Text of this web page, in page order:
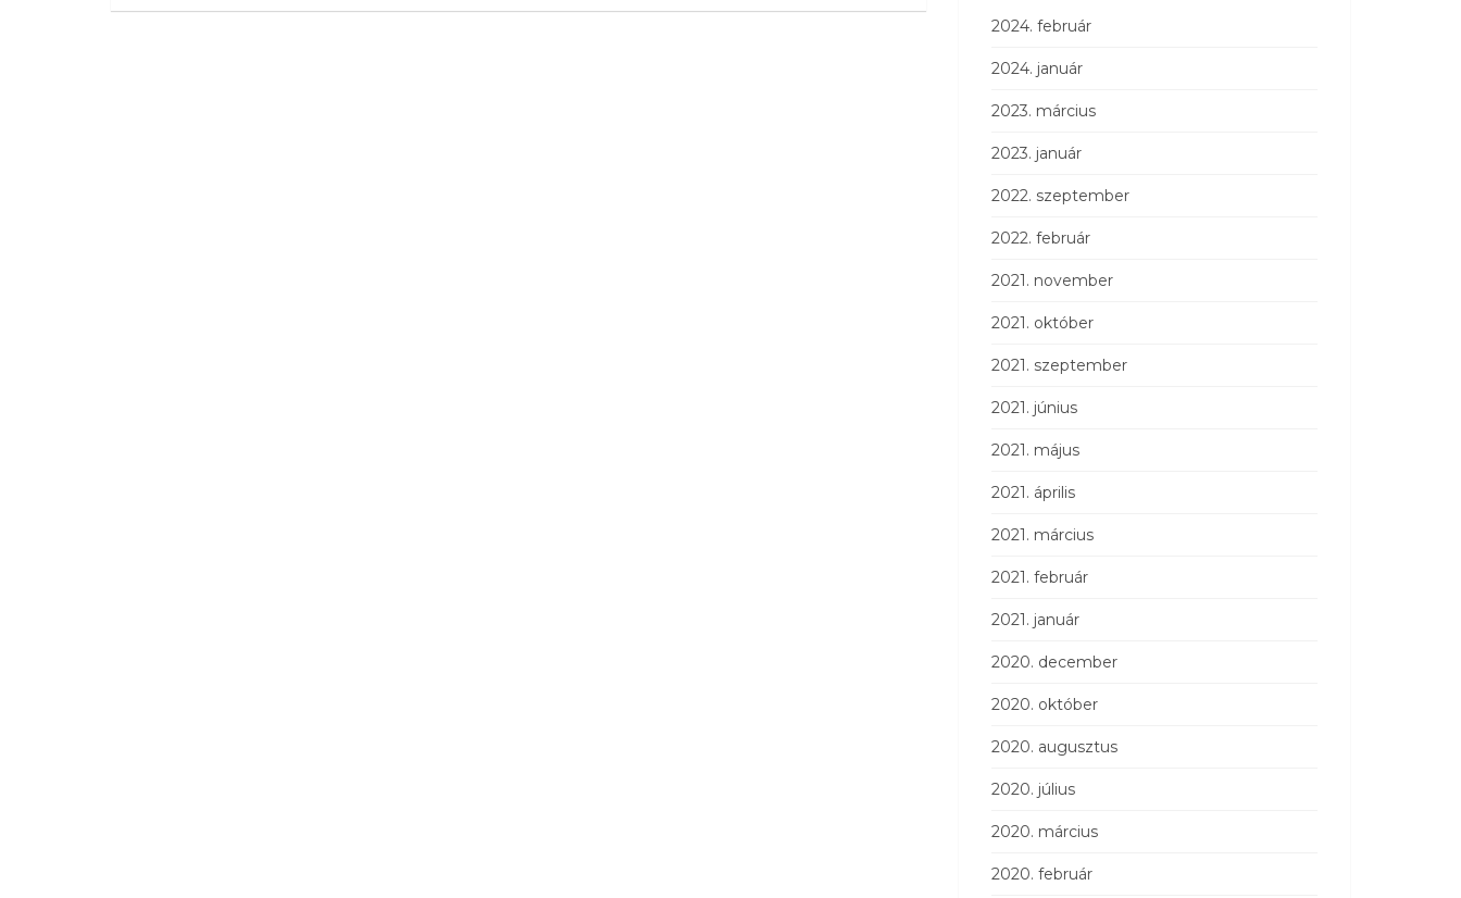
2024. február
2024. január
2023. március
2023. január
2022. szeptember
2022. február
2021. november
2021. október
2021. szeptember
2021. június
2021. május
2021. április
2021. március
2021. február
2021. január
2020. december
2020. október
2020. augusztus
2020. július
2020. március
2020. február